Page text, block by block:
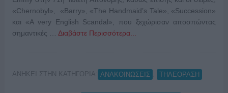
«Chernobyl», «Barry», «The Handmaid’s Tale», «Succession»
και «Α very English Scandal», που ξεχώρισαν αποσπώντας
σημαντικές … Διαβάστε Περισσότερα...
ΑΝΗΚΕΙ ΣΤΗΝ ΚΑΤΗΓΟΡΙΑ: ΑΝΑΚΟΙΝΩΣΕΙΣ ΤΗΛΕΟΡΑΣΗ